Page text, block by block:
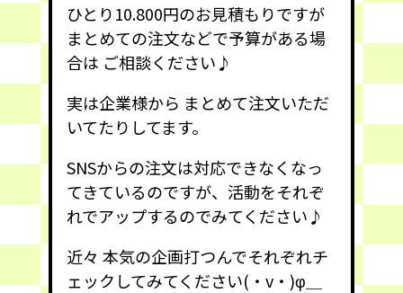
ひとり10.800円のお見積もりですが
まとめての注文などで予算がある場
合は ご相談ください♪
実は企業様から まとめて注文いただ
いてたりしてます。
SNSからの注文は対応できなくなっ
てきているのですが、活動をそれぞ
れでアップするのでみてください♪
近々 本気の企画打つんでそれぞれチ
ェックしてみてください(・v・)φ＿